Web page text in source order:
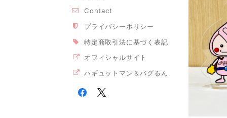
Contact
プライバシーポリシー
特定商取引法に基づく表記
オフィシャルサイト
ハギュットマン＆バグるん